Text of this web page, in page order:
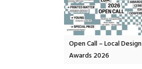
Open Call – Local Design
Awards 2026